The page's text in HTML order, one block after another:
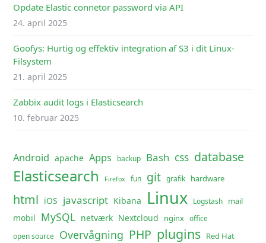
Opdate Elastic connetor password via API
24. april 2025
Goofys: Hurtig og effektiv integration af S3 i dit Linux-
Filsystem
21. april 2025
Zabbix audit logs i Elasticsearch
10. februar 2025
Android apache Apps backup Bash css database
Elasticsearch Firefox fun git grafik hardware
html iOS javascript Kibana Linux Logstash mail
mobil MySQL netværk Nextcloud nginx office
open source Overvågning PHP plugins Red Hat